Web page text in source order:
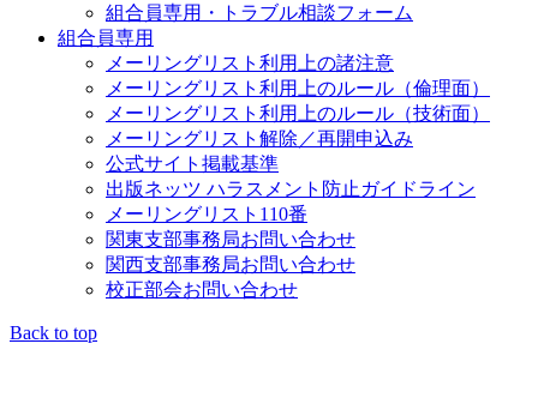
組合員専用・トラブル相談フォーム
組合員専用
メーリングリスト利用上の諸注意
メーリングリスト利用上のルール（倫理面）
メーリングリスト利用上のルール（技術面）
メーリングリスト解除／再開申込み
公式サイト掲載基準
出版ネッツ ハラスメント防止ガイドライン
メーリングリスト110番
関東支部事務局お問い合わせ
関西支部事務局お問い合わせ
校正部会お問い合わせ
Back to top